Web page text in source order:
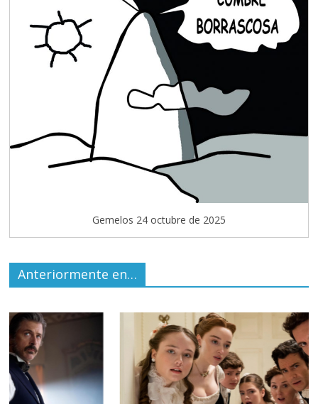
Gemelos 24 octubre de 2025
Anteriormente en…